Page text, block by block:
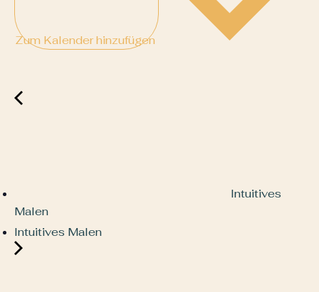
Zum Kalender hinzufügen
Intuitives
Malen
Intuitives Malen